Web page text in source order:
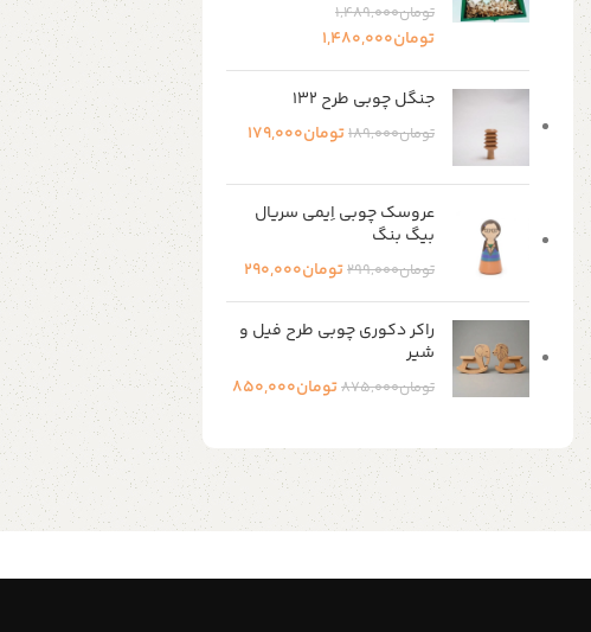
تومان1,489,000
تومان1,480,000
جنگل چوبی طرح 132
تومان189,000تومان179,000
عروسک چوبی اِیمی سریال
بیگ بنگ
تومان299,000تومان290,000
راکر دکوری چوبی طرح فیل و
شیر
تومان875,000تومان850,000
Shop Now